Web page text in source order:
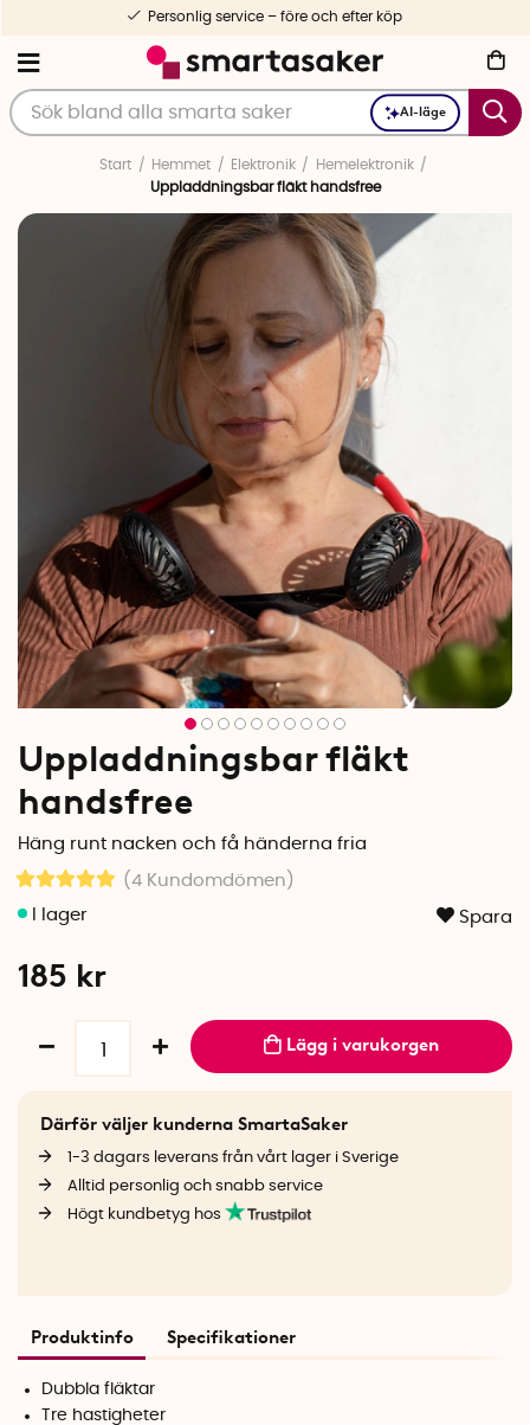
AI-läge
Personlig service – före och efter köp
Start Hemmet Elektronik
Hemelektronik
Uppladdningsbar fläkt handsfree
Uppladdningsbar fläkt
handsfree
Häng runt nacken och få händerna fria
(4 Kundomdömen )
Spara
185 kr
Lägg i varukorgen
Därför väljer kunderna SmartaSaker
1-3 dagars leverans från vårt lager i Sverige
Alltid personlig och snabb service
Högt kundbetyg hos
Produktinfo Specifikationer
Dubbla fläktar
Tre hastigheter